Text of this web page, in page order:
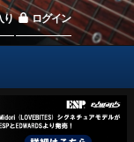
り ログイン